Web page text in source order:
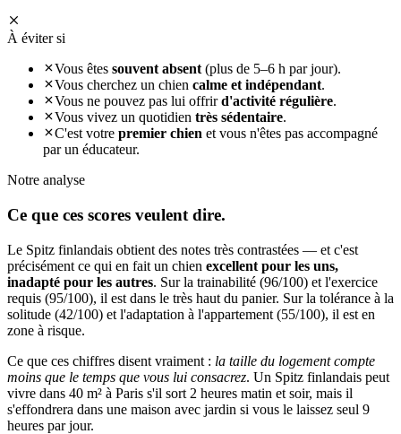
À éviter si
Vous êtes souvent absent(plus de 5–6 h par jour).
Vous cherchez un chien calme et indépendant.
Vous ne pouvez pas lui offrird'activité régulière.
Vous vivez un quotidien très sédentaire.
C'est votre premier chien et vous n'êtes pas accompagné
par un éducateur.
Notre analyse
Ce que ces scores veulent dire.
Le Spitz finlandais obtient des notes très contrastées — et c'est
précisément ce qui en fait un chien excellent pour les uns,
inadapté pour les autres. Sur la trainabilité (96/100) et l'exercice
requis (95/100), il est dans le très haut du panier. Sur la tolérance à la
solitude (42/100) et l'adaptation à l'appartement (55/100), il est en
zone à risque.
Ce que ces chiffres disent vraiment : la taille du logement compte
moins que le temps que vous lui consacrez. Un Spitz finlandais peut
vivre dans 40 m² à Paris s'il sort 2 heures matin et soir, mais il
s'effondrera dans une maison avec jardin si vous le laissez seul 9
heures par jour.